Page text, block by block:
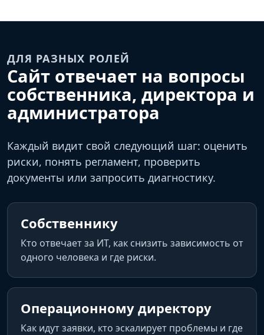
ДЛЯ РАЗНЫХ РОЛЕЙ
Сайт отвечает на вопросы
собственника, директора и
администратора
Каждый видит свой следующий шаг: оценить
риски, понять регламент, проверить
документы или запросить диагностику.
Собственнику
Кто отвечает за ИТ, как снизить зависимость от
одного человека и где риски.
Операционному директору
Как идут заявки, кто эскалирует проблемы и где